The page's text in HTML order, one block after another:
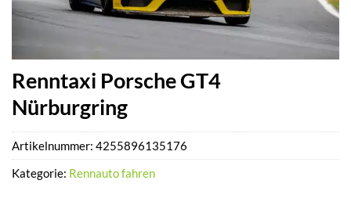
Renntaxi Porsche GT4
Nürburgring
Artikelnummer: 4255896135176
Kategorie: Rennauto fahren